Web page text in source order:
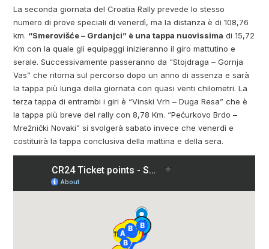
La seconda giornata del Croatia Rally prevede lo stesso
numero di prove speciali di venerdì, ma la distanza è di 108,76
km. “Smerovišće – Grdanjci” è una tappa nuovissima di 15,72
Km con la quale gli equipaggi inizieranno il giro mattutino e
serale. Successivamente passeranno da “Stojdraga – Gornja
Vas” che ritorna sul percorso dopo un anno di assenza e sarà
la tappa più lunga della giornata con quasi venti chilometri. La
terza tappa di entrambi i giri è “Vinski Vrh – Duga Resa” che è
la tappa più breve del rally con 8,78 Km. “Pećurkovo Brdo –
Mrežnički Novaki” si svolgerà sabato invece che venerdì e
costituirà la tappa conclusiva della mattina e della sera.